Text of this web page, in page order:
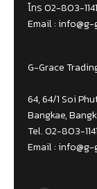
โทร 02-803-
Email : info@g-
G-Grace
64, 64/1 Soi
Bangkae,
Tel. 02-803-
Email : info@g-